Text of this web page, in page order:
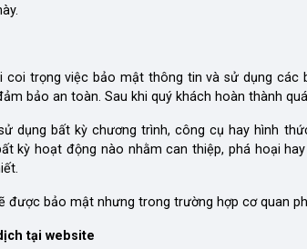
coi trọng việc bảo mật thông tin và sử dụng
bảo an toàn. Sau khi quý khách hoàn thành
dụng bất kỳ chương trình, công cụ hay hình
kỳ hoạt động nào nhằm can thiệp, phá hoại
được bảo mật nhưng trong trường hợp cơ quan
tại website